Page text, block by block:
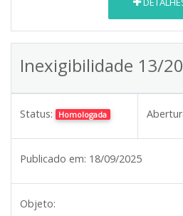
Inexigibilidade 13/
Status: Homologada
Publicado em: 18/09/2025
Objeto: